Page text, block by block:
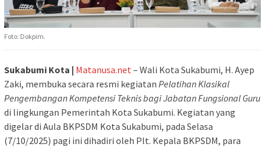
Foto: Dokpim.
Sukabumi Kota | Matanusa.net – Wali Kota Sukabumi, H. Ayep
Zaki, membuka secara resmi kegiatan Pelatihan Klasikal
Pengembangan Kompetensi Teknis bagi Jabatan Fungsional Guru
di lingkungan Pemerintah Kota Sukabumi. Kegiatan yang
digelar di Aula BKPSDM Kota Sukabumi, pada Selasa
(7/10/2025) pagi ini dihadiri oleh Plt. Kepala BKPSDM, para